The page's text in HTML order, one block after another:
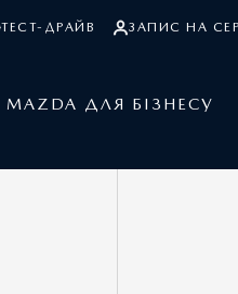
ТЕСТ-ДРАЙВ ЗАПИС НА
MAZDA ДЛЯ БІЗНЕСУ